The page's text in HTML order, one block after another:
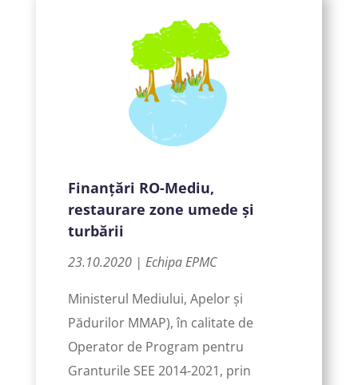
Finanțări RO-Mediu,
restaurare zone umede și
turbării
23.10.2020 | Echipa EPMC
Ministerul Mediului, Apelor și
Pădurilor MMAP), în calitate de
Operator de Program pentru
Granturile SEE 2014-2021, prin